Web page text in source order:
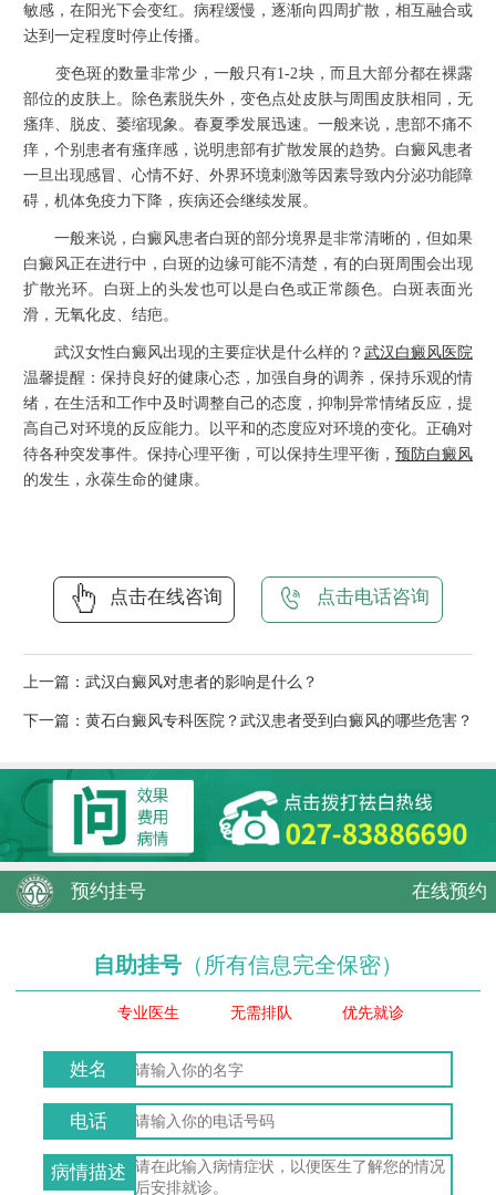
敏感，在阳光下会变红。病程缓慢，逐渐向四周扩散，相互融合或
达到一定程度时停止传播。
变色斑的数量非常少，一般只有1-2块，而且大部分都在裸露
部位的皮肤上。除色素脱失外，变色点处皮肤与周围皮肤相同，无
瘙痒、脱皮、萎缩现象。春夏季发展迅速。一般来说，患部不痛不
痒，个别患者有瘙痒感，说明患部有扩散发展的趋势。白癜风患者
一旦出现感冒、心情不好、外界环境刺激等因素导致内分泌功能障
碍，机体免疫力下降，疾病还会继续发展。
一般来说，白癜风患者白斑的部分境界是非常清晰的，但如果
白癜风正在进行中，白斑的边缘可能不清楚，有的白斑周围会出现
扩散光环。白斑上的头发也可以是白色或正常颜色。白斑表面光
滑，无氧化皮、结疤。
武汉女性白癜风出现的主要症状是什么样的？ 武汉白癜风医院
温馨提醒：保持良好的健康心态，加强自身的调养，保持乐观的情
绪，在生活和工作中及时调整自己的态度，抑制异常情绪反应，提
高自己对环境的反应能力。以平和的态度应对环境的变化。正确对
待各种突发事件。保持心理平衡，可以保持生理平衡， 预防白癜风
的发生，永葆生命的健康。
点击在线咨询 点击电话咨询
上一篇： 武汉白癜风对患者的影响是什么？
下一篇： 黄石白癜风专科医院？武汉患者受到白癜风的哪些危害？
预约挂号 在线预约
自助挂号 （所有信息完全保密）
专业医生 无需排队 优先就诊
姓名
电话
病情描述